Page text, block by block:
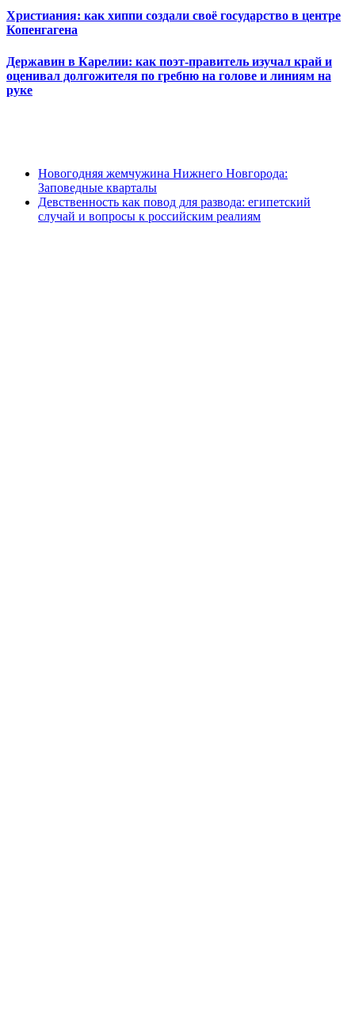
Христиания: как хиппи создали своё государство в центре
Копенгагена
Державин в Карелии: как поэт-правитель изучал край и
оценивал долгожителя по гребню на голове и линиям на
руке
Новогодняя жемчужина Нижнего Новгорода:
Заповедные кварталы
Девственность как повод для развода: египетский
случай и вопросы к российским реалиям